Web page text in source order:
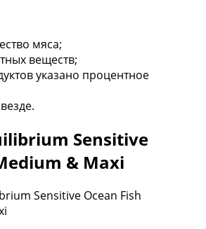
мяса;
веществ;
указано процентное
Sensitive
& Maxi